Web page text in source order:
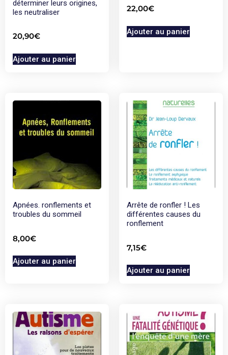
déterminer leurs origines,
les neutraliser
20,90€
Ajouter au panier
22,00€
Ajouter au panier
Apnées. ronflements et
troubles du sommeil
8,00€
Ajouter au panier
Arrête de ronfler ! Les
différentes causes du
ronflement
7,15€
Ajouter au panier